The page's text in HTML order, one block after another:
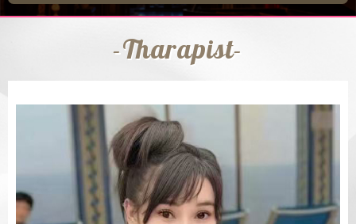
-Tharapist-